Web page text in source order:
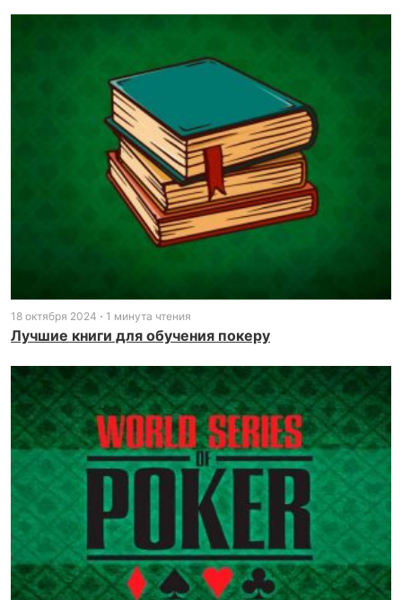
18 октября 2024 1 минута чтения
Лучшие книги для обучения покеру